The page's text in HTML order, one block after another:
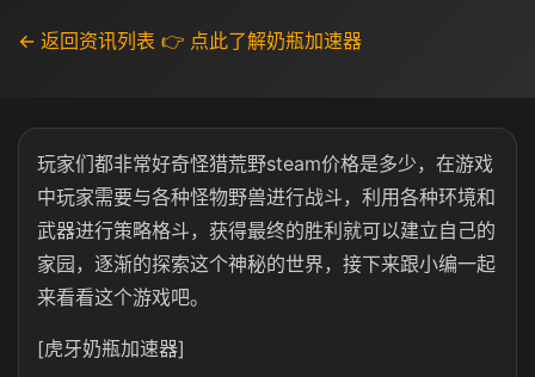
← 返回资讯列表 👉 点此了解奶瓶加速器
玩家们都非常好奇怪猎荒野steam价格是多少，在游戏
中玩家需要与各种怪物野兽进行战斗，利用各种环境和
武器进行策略格斗，获得最终的胜利就可以建立自己的
家园，逐渐的探索这个神秘的世界，接下来跟小编一起
来看看这个游戏吧。
[虎牙奶瓶加速器]